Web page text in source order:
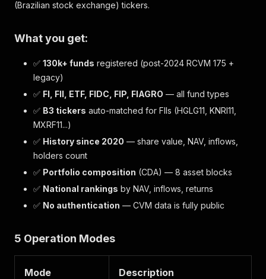
(Brazilian stock exchange) tickers.
What you get:
✅ 130k+ funds registered (post-2024 RCVM 175 +
legacy)
✅ FI, FII, ETF, FIDC, FIP, FIAGRO — all fund types
✅ B3 tickers auto-matched for FIIs (HGLG11, KNRI11,
MXRF11...)
✅ History since 2020 — share value, NAV, inflows,
holders count
✅ Portfolio composition (CDA) — 8 asset blocks
✅ National rankings by NAV, inflows, returns
✅ No authentication — CVM data is fully public
5 Operation Modes
Mode Description